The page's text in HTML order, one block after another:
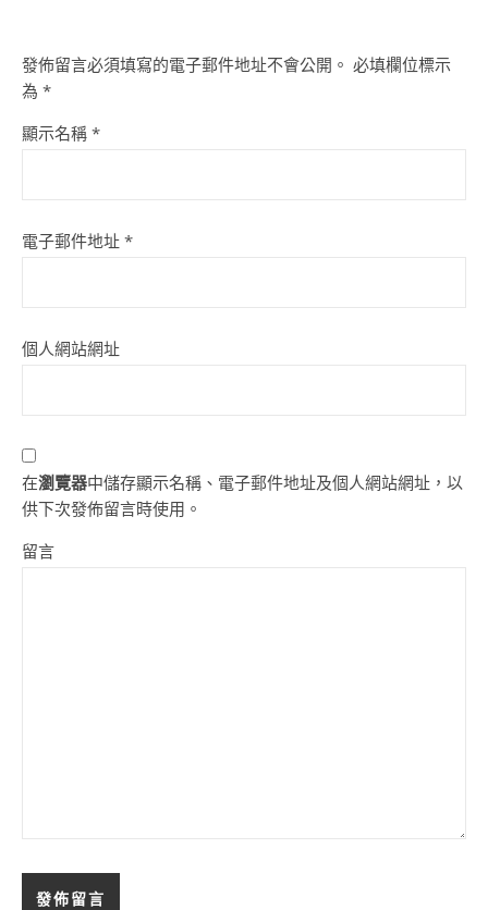
發佈留言必須填寫的電子郵件地址不會公開。 必填欄位標示
為 *
顯示名稱 *
電子郵件地址 *
個人網站網址
在瀏覽器中儲存顯示名稱、電子郵件地址及個人網站網址，以
供下次發佈留言時使用。
留言